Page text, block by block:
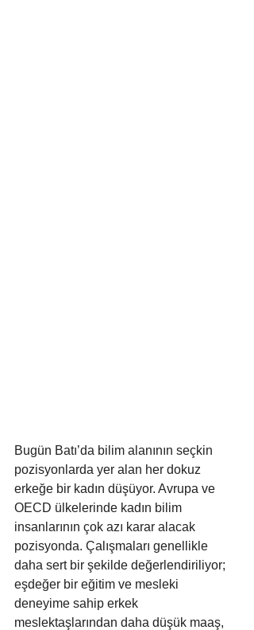
Bugün Batı’da bilim alanının seçkin
pozisyonlarda yer alan her dokuz
erkeğe bir kadın düşüyor. Avrupa ve
OECD ülkelerinde kadın bilim
insanlarının çok azı karar alacak
pozisyonda. Çalışmaları genellikle
daha sert bir şekilde değerlendiriliyor;
eşdeğer bir eğitim ve mesleki
deneyime sahip erkek
meslektaşlarından daha düşük maaş,